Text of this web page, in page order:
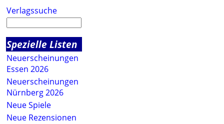
Verlagssuche
Spezielle Listen
Neuerscheinungen
Essen 2026
Neuerscheinungen
Nürnberg 2026
Neue Spiele
Neue Rezensionen